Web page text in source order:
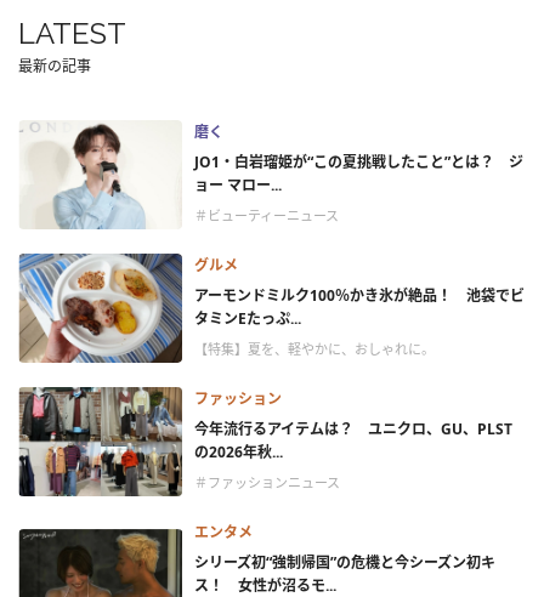
LATEST
最新の記事
磨く
JO1・白岩瑠姫が“この夏挑戦したこと”とは？ ジ
ョー マロー...
＃ビューティーニュース
グルメ
アーモンドミルク100％かき氷が絶品！ 池袋でビ
タミンEたっぷ...
【特集】夏を、軽やかに、おしゃれに。
ファッション
今年流行るアイテムは？ ユニクロ、GU、PLST
の2026年秋...
＃ファッションニュース
エンタメ
シリーズ初“強制帰国”の危機と今シーズン初キ
ス！ 女性が沼るモ...